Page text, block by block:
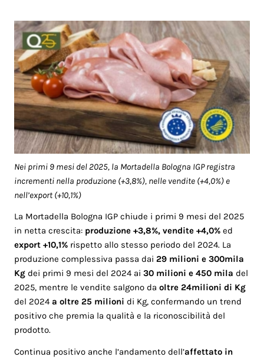
Nei primi 9 mesi del 2025, la Mortadella Bologna IGP registra
incrementi nella produzione (+3,8%), nelle vendite (+4,0%) e
nell’export (+10,1%)
La Mortadella Bologna IGP chiude i primi 9 mesi del 2025
in netta crescita: produzione +3,8%, vendite +4,0% ed
export +10,1% rispetto allo stesso periodo del 2024. La
produzione complessiva passa dai29 milioni e 300mila
Kg dei primi 9 mesi del 2024 ai30 milioni e 450 mila del
2025, mentre le vendite salgono daoltre 24milioni di Kg
del 2024 a oltre 25 milioni di Kg, confermando un trend
positivo che premia la qualità e la riconoscibilità del
prodotto.
Continua positivo anche l’andamento dell’affettato in